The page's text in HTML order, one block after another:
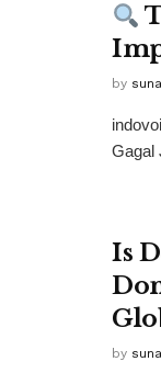
by
Gagal
Is
by